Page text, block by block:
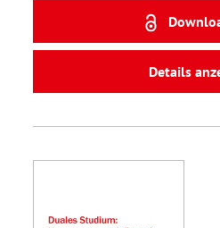
Details